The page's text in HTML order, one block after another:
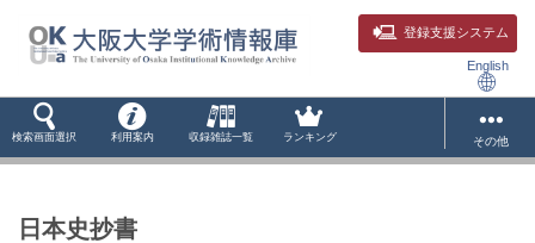
登録支援システム
English
検索画面選択 利用案内 収録雑誌一覧 ランキング その他
日本史抄書